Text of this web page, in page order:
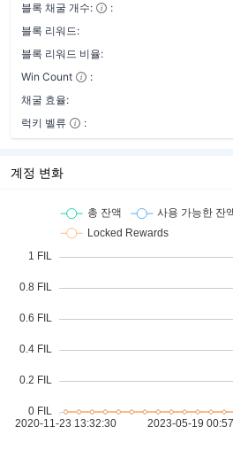
블록 채굴 개수:
:
블록 리워드:
블록 리워드 비율:
Win Count
:
채굴 효율:
럭키 벨류
:
계정 변화